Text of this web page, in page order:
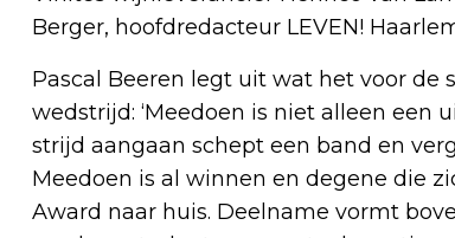
Berger, hoofdredacteur LEVEN!
Pascal Beeren legt uit wat het voor
wedstrijd: ‘Meedoen is niet alleen een
strijd aangaan schept een band en
Meedoen is al winnen en degene die
Award naar huis. Deelname vormt